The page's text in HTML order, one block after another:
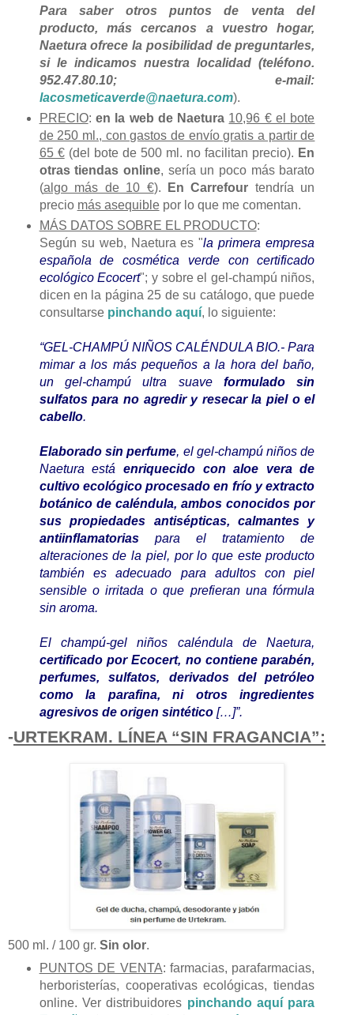
Para saber otros puntos de venta del
producto, más cercanos a vuestro hogar,
Naetura ofrece la posibilidad de preguntarles,
si le indicamos nuestra localidad (teléfono.
952.47.80.10; e-mail:
lacosmeticaverde@naetura.com).
PRECIO: en la web de Naetura 10,96 € el bote
de 250 ml., con gastos de envío gratis a partir de
65 €(del bote de 500 ml. no facilitan precio). En
otras tiendas online, sería un poco más barato
(algo más de 10 €). En Carrefour tendría un
precio más asequiblepor lo que me comentan.
MÁS DATOS SOBRE EL PRODUCTO:
Según su web, Naetura es "la primera empresa
española de cosmética verde con certificado
ecológico Ecocert"; y sobre el gel-champú niños,
dicen en la página 25 de su catálogo, que puede
consultarse pinchando aquí, lo siguiente:
“GEL-CHAMPÚ NIÑOS CALÉNDULA BIO.- Para
mimar a los más pequeños a la hora del baño,
un gel-champú ultra suaveformulado sin
sulfatos para no agredir y resecar la piel o el
cabello.
Elaborado sin perfume, el gel-champú niños de
Naetura está enriquecido con aloe vera de
cultivo ecológico procesado en frío y extracto
botánico de caléndula, ambos conocidos por
sus propiedades antisépticas, calmantes y
antiinflamatoriaspara el tratamiento de
alteraciones de la piel, por lo que este producto
también es adecuado para adultos con piel
sensible o irritada o que prefieran una fórmula
sin aroma.
El champú-gel niños caléndula de Naetura,
certificado por Ecocert, no contiene parabén,
perfumes, sulfatos, derivados del petróleo
como la parafina, ni otros ingredientes
agresivos de origen sintético[…]”.
-URTEKRAM. LÍNEA “SIN FRAGANCIA”:
500 ml. / 100 gr. Sin olor.
PUNTOS DE VENTA: farmacias, parafarmacias,
herboristerías, cooperativas ecológicas, tiendas
online. Ver distribuidores pinchando aquí para